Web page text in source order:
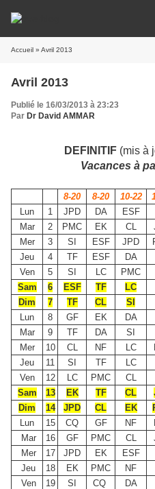
Accueil » Avril 2013
Avril 2013
Publié le 16/03/2013 à 23:23
Par Dr David AMMAR
DEFINITIF(mis à
Vacances à
8-20 8-20 10-22
Lun
1 JPD DA ESF
Mar
2 PMC EK CL
Mer
3 SI ESF JPD
Jeu
4 TF ESF DA
Ven
5 SI LC PMC
Sam
6 ESF TF LC
Dim
7 TF CL SI
Lun
8 GF EK DA
Mar
9 TF DA SI
Mer
10 CL NF LC
Jeu
11 SI TF LC
Ven
12 LC PMC CL
Sam
13 EK TF CL
Dim
14 JPD CL EK
Lun
15 CQ GF NF
Mar
16 GF PMC CL
Mer
17 JPD EK ESF
Jeu
18 EK PMC NF
Ven
19 SI CQ DA